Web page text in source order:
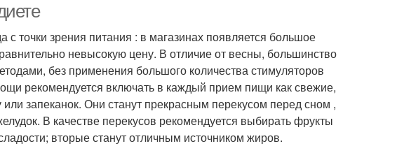
точки зрения питания : в магазинах появляется большое
невысокую цену. В отличие от весны, большинство
без применения большого количества стимуляторов
рекомендуется включать в каждый прием пищи как свежие,
запеканок. Они станут прекрасным перекусом перед сном ,
В качестве перекусов рекомендуется выбирать фрукты
вторые станут отличным источником жиров.